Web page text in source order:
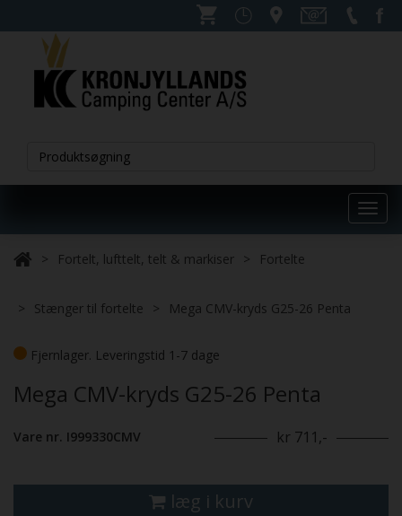
Fortelt, lufttelt, telt & markiser Fortelte
Stænger til fortelte Mega CMV-kryds G25-26 Penta
Fjernlager. Leveringstid 1-7 dage
Mega CMV-kryds G25-26 Penta
Vare nr. I999330CMV kr 711,-
læg i kurv